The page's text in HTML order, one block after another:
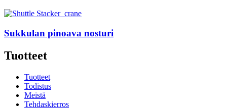
Sukkulan pinoava nosturi
Tuotteet
Tuotteet
Todistus
Meistä
Tehdaskierros